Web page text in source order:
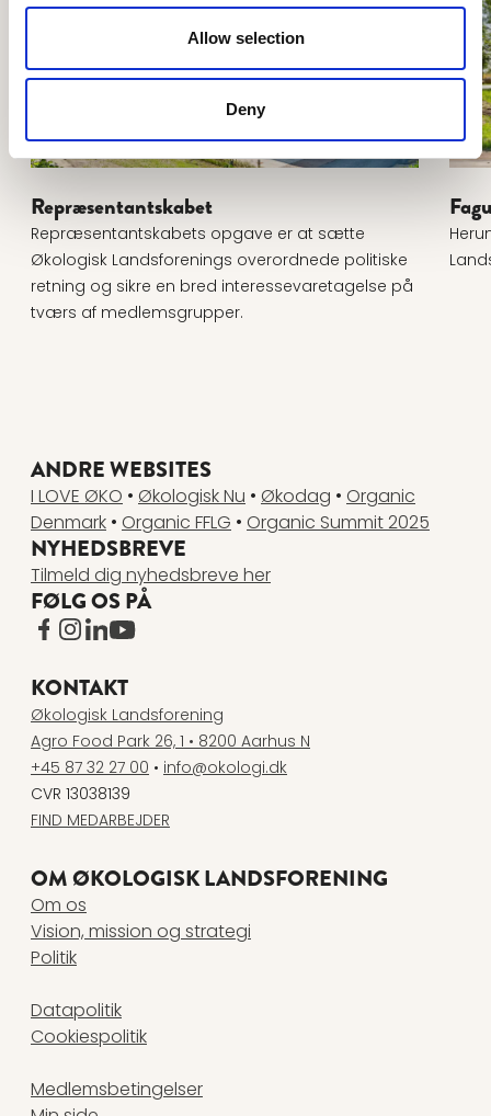
Allow selection
Deny
Repræsentantskabet
Repræsentantskabets opgave er at sætte
Økologisk Landsforenings overordnede politiske
retning og sikre en bred interessevaretagelse på
tværs af medlemsgrupper.
ANDRE WEBSITES
I LOVE ØKO • Økologisk Nu • Økodag • Organic
Denmark • Organic FFLG • Organic Summit 2025
NYHEDSBREVE
Tilmeld dig nyhedsbreve her
FØLG OS PÅ
www.facebook.com
www.instagram.com
www.linkedin.com
www.youtube.com
KONTAKT
Økologisk Landsforening
Agro Food Park 26, 1 • 8200 Aarhus N
+45 87 32 27 00 • info@okologi.dk
CVR 13038139
FIND MEDARBEJDER
OM ØKOLOGISK LANDSFORENING
Om os
Vision, mission og strategi
Politik
Datapolitik
Cookiespolitik
Medlemsbetingelser